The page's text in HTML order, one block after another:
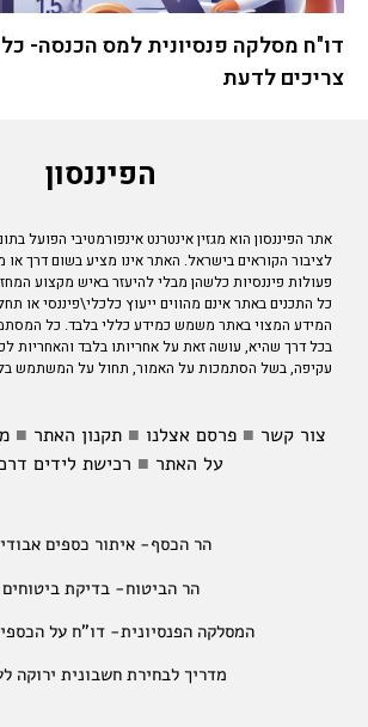
דו"ח מסלקה פנסיונית למס הכנסה-
צריכים לדעת
הפיננסון
אתר הפיננסון הוא מגזין אינטרנט אינפורמטיבי הפועל
לציבור הקוראים בישראל. האתר אינו מציע בשום דרך
פעולות פיננסיות כלשהן מבלי להיעזר באיש מקצוע
כל התכנים באתר אינם מהווים ייעוץ כלכלי\פיננסי או
המידע המצוי באתר משמש כמידע כללי בלבד. כל
בכל דרך שהיא, עושה זאת על אחריותו בלבד והאחריות
עקיפה, בשל הסתמכות על האמור, תחול על המשתמש
צור קשר ■ פרסם אצלנו ■ תקנון האתר ■
על האתר ■ רכישת לידים
הר הכסף- איתור כספים
הר הביטוח- בדיקת ביטוחים
המסלקה הפנסיונית- דו"ח על
מדריך לבחירת חשבונית ירוקה